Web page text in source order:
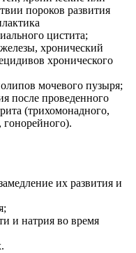
пороков развития
цистита;
хронический
хронического
мочевого пузыря;
после проведенного
(трихомонадного,
их развития и
и натрия во время